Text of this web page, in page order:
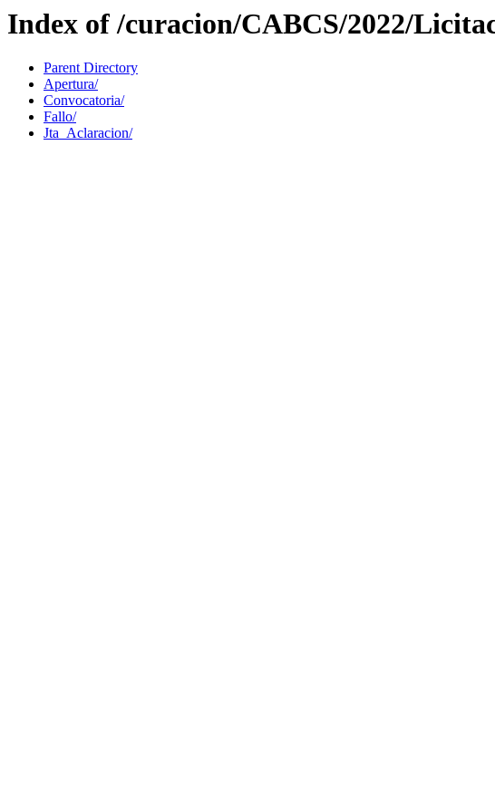
Index of /curacion/CABCS/2022/
Parent Directory
Apertura/
Convocatoria/
Fallo/
Jta_Aclaracion/